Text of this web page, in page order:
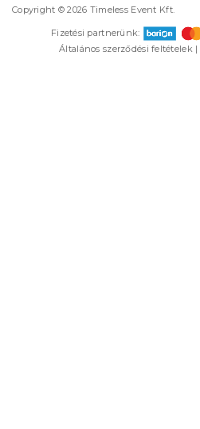
Copyright © 2026 Timeless Event Kft.
Fizetési partnerünk:
Általános szerződési feltételek|